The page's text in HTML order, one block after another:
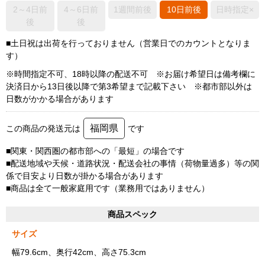
2～4日前
後
4～6日前
後
1週間前後 10日前後 日時指定×
■土日祝は出荷を行っておりません（営業日でのカウントとなりま
す）
※時間指定不可、18時以降の配送不可 ※お届け希望日は備考欄に
決済日から13日後以降で第3希望まで記載下さい ※都市部以外は
日数がかかる場合があります
この商品の発送元は 福岡県 です
■関東・関西圏の都市部への「最短」の場合です
■配送地域や天候・道路状況・配送会社の事情（荷物量過多）等の関
係で目安より日数が掛かる場合があります
■商品は全て一般家庭用です（業務用ではありません）
商品スペック
サイズ
幅79.6cm、奥行42cm、高さ75.3cm